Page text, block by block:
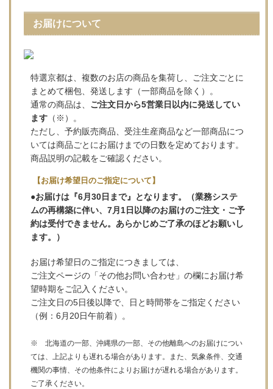
お届けについて
特選京都は、複数のお店の商品を集荷し、ご注文ごとに
まとめて梱包、発送します（一部商品を除く）。
通常の商品は、 ご注文日から5営業日以内に発送してい
ます （※）。
ただし、予約販売商品、受注生産商品など一部商品につ
いては商品ごとにお届けまでの日数を定めております。
商品説明の記載をご確認ください。
【お届け希望日のご指定について】
●お届けは『6月30日まで』となります。（業務システ
ムの再構築に伴い、7月1日以降のお届けのご注文・ご予
約は受付できません。あらかじめご了承のほどお願いし
ます。）
お届け希望日のご指定につきましては、
ご注文ページの「その他お問い合わせ」の欄にお届け希
望時期をご記入ください。
ご注文日の5日後以降で、日と時間帯をご指定ください
（例：6月20日午前着）。
※ 北海道の一部、沖縄県の一部、その他離島へのお届けについ
ては、上記よりも遅れる場合があります。また、気象条件、交通
機関の事情、その他条件によりお届けが遅れる場合があります。
ご了承ください。